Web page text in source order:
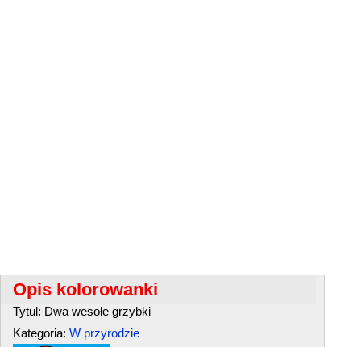
Opis kolorowanki
Tytul: Dwa wesołe grzybki
Kategoria: W przyrodzie